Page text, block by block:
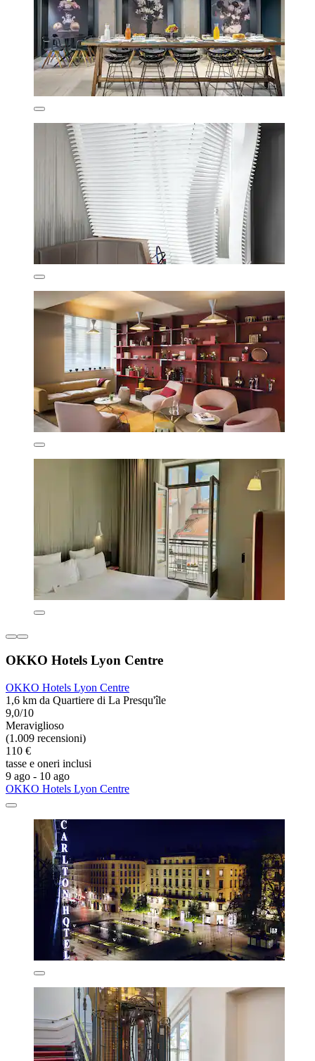
OKKO Hotels Lyon Centre
OKKO Hotels Lyon Centre
1,6 km da Quartiere di La Presqu'île
9,0/10
Meraviglioso
(1.009 recensioni)
110 €
tasse e oneri inclusi
9 ago - 10 ago
OKKO Hotels Lyon Centre